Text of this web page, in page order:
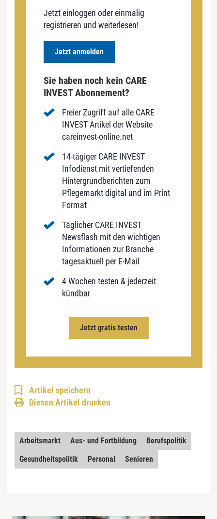
Jetzt einloggen oder einmalig
registrieren und weiterlesen!
Jetzt anmelden
Sie haben noch kein CARE
INVEST Abonnement?
Freier Zugriff auf alle CARE
INVEST Artikel der Website
careinvest-online.net
14-tägiger CARE INVEST
Infodienst mit vertiefenden
Hintergrundberichten zum
Pflegemarkt digital und im Print
Format
Täglicher CARE INVEST
Newsflash mit den wichtigen
Informationen zur Branche
tagesaktuell per E-Mail
4 Wochen testen & jederzeit
kündbar
Jetzt gratis testen
Artikel speichern
Diesen Artikel drucken
Arbeitsmarkt Aus- und Fortbildung
Berufspolitik
Gesundheitspolitik
Personal Senioren